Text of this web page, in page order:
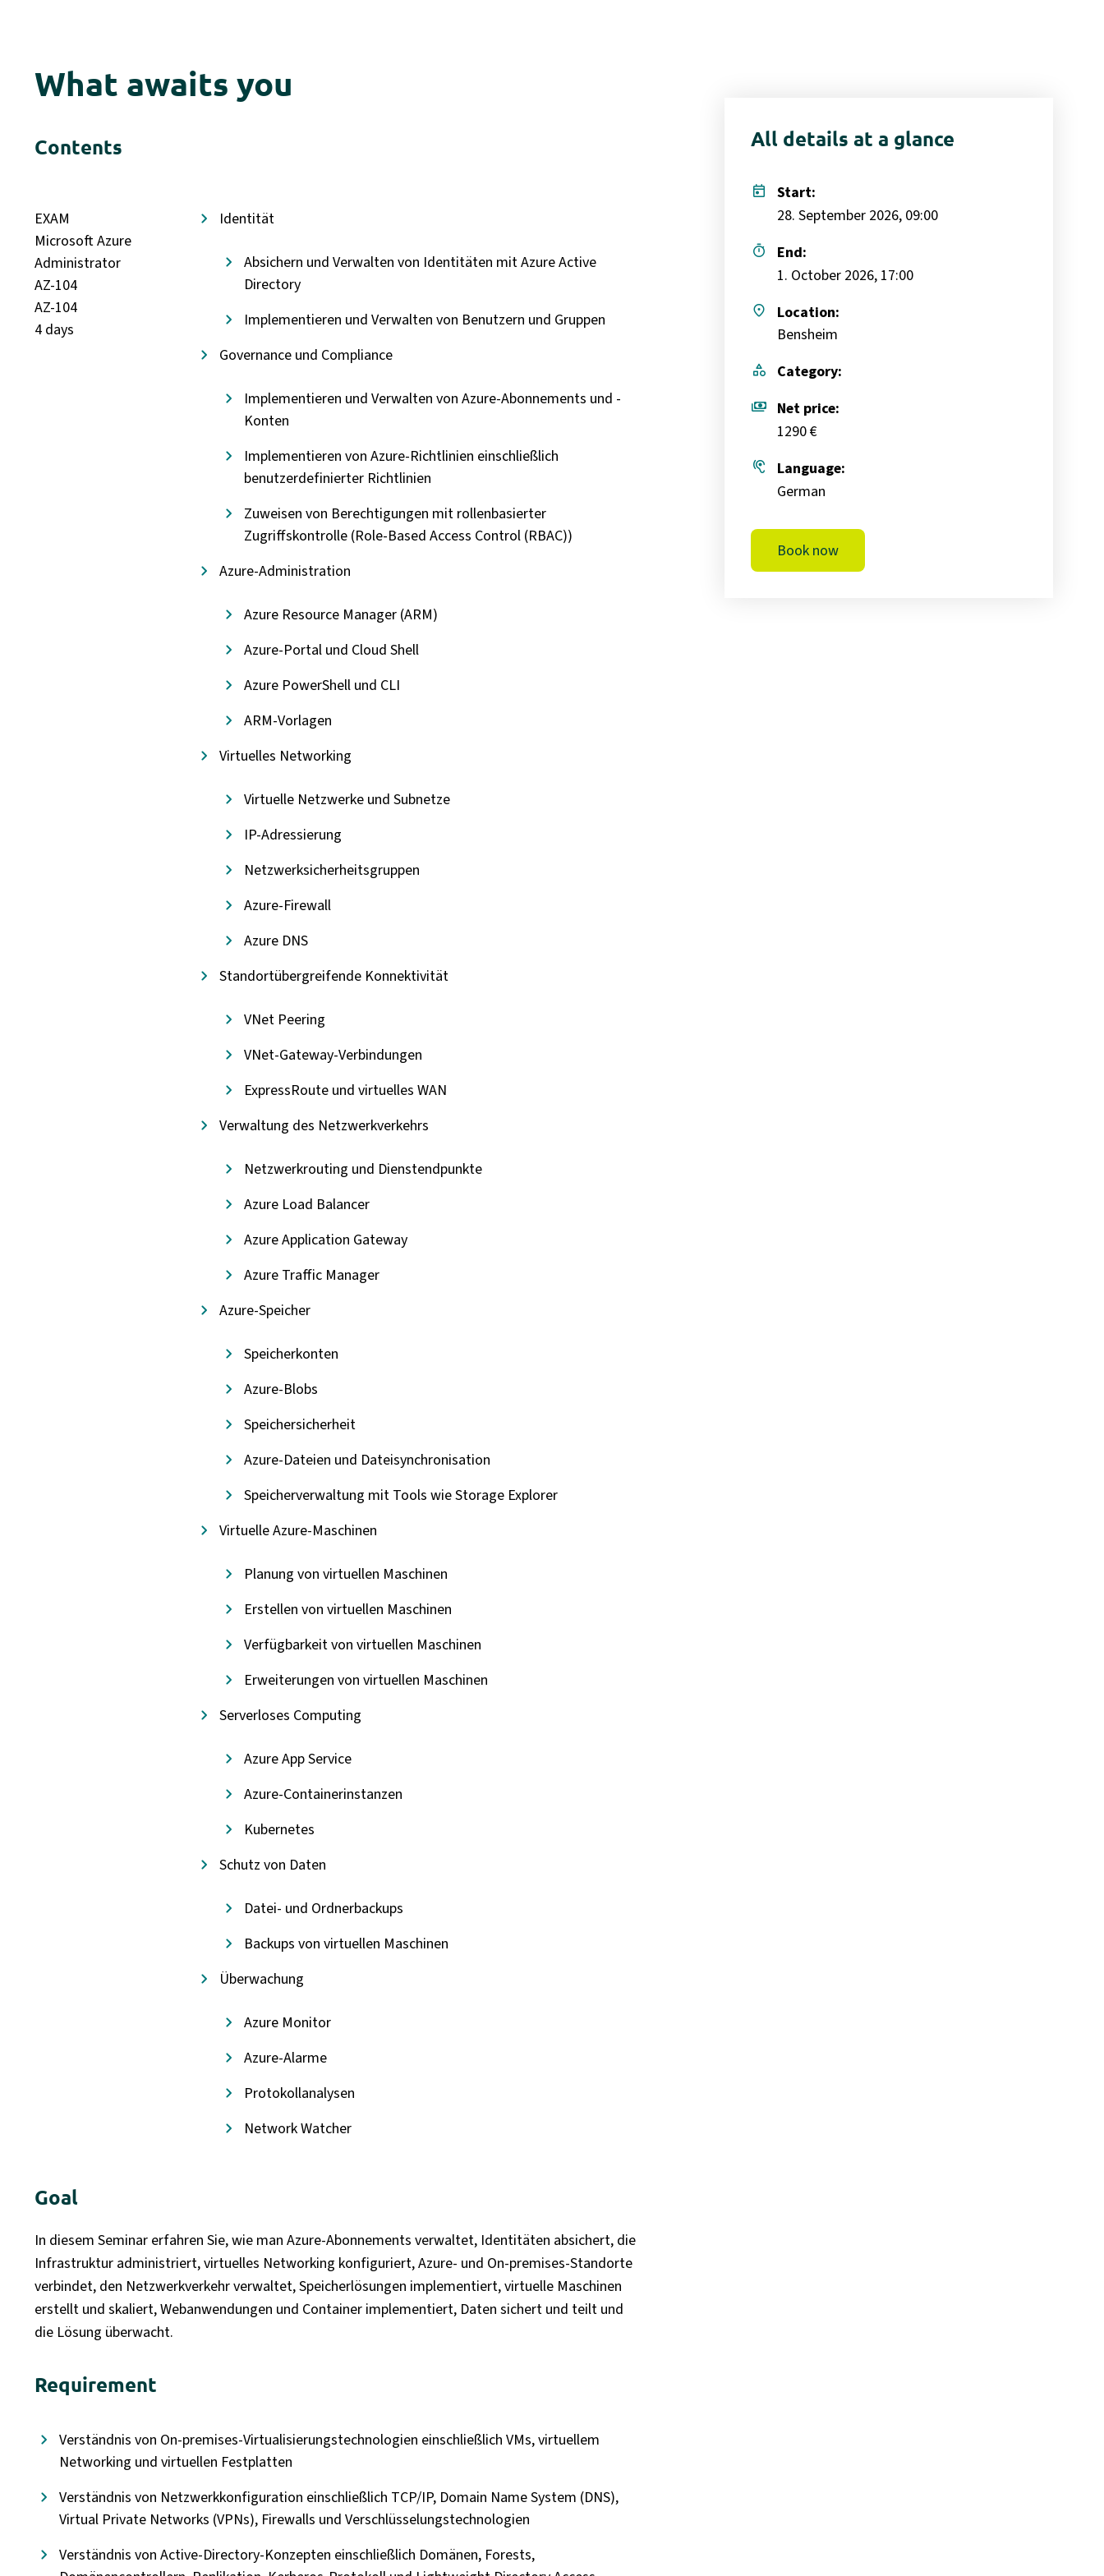
What awaits you
Contents
EXAM
Microsoft Azure
Administrator
AZ-104
AZ-104
4 days
Identität
Absichern und Verwalten von Identitäten mit Azure Active
Directory
Implementieren und Verwalten von Benutzern und Gruppen
Governance und Compliance
Implementieren und Verwalten von Azure-Abonnements und -
Konten
Implementieren von Azure-Richtlinien einschließlich
benutzerdefinierter Richtlinien
Zuweisen von Berechtigungen mit rollenbasierter
Zugriffskontrolle (Role-Based Access Control (RBAC))
Azure-Administration
Azure Resource Manager (ARM)
Azure-Portal und Cloud Shell
Azure PowerShell und CLI
ARM-Vorlagen
Virtuelles Networking
Virtuelle Netzwerke und Subnetze
IP-Adressierung
Netzwerksicherheitsgruppen
Azure-Firewall
Azure DNS
Standortübergreifende Konnektivität
VNet Peering
VNet-Gateway-Verbindungen
ExpressRoute und virtuelles WAN
Verwaltung des Netzwerkverkehrs
Netzwerkrouting und Dienstendpunkte
Azure Load Balancer
Azure Application Gateway
Azure Traffic Manager
Azure-Speicher
Speicherkonten
Azure-Blobs
Speichersicherheit
Azure-Dateien und Dateisynchronisation
Speicherverwaltung mit Tools wie Storage Explorer
Virtuelle Azure-Maschinen
Planung von virtuellen Maschinen
Erstellen von virtuellen Maschinen
Verfügbarkeit von virtuellen Maschinen
Erweiterungen von virtuellen Maschinen
Serverloses Computing
Azure App Service
Azure-Containerinstanzen
Kubernetes
Schutz von Daten
Datei- und Ordnerbackups
Backups von virtuellen Maschinen
Überwachung
Azure Monitor
Azure-Alarme
Protokollanalysen
Network Watcher
Goal
In diesem Seminar erfahren Sie, wie man Azure-Abonnements verwaltet, Identitäten absichert, die
Infrastruktur administriert, virtuelles Networking konfiguriert, Azure- und On-premises-Standorte
verbindet, den Netzwerkverkehr verwaltet, Speicherlösungen implementiert, virtuelle Maschinen
erstellt und skaliert, Webanwendungen und Container implementiert, Daten sichert und teilt und
die Lösung überwacht.
Requirement
Verständnis von On-premises-Virtualisierungstechnologien einschließlich VMs, virtuellem
Networking und virtuellen Festplatten
Verständnis von Netzwerkkonfiguration einschließlich TCP/IP, Domain Name System (DNS),
Virtual Private Networks (VPNs), Firewalls und Verschlüsselungstechnologien
Verständnis von Active-Directory-Konzepten einschließlich Domänen, Forests,
All details at a glance
today
Start:
28. September 2026, 09:00
timer
End:
1. October 2026, 17:00
place
Location:
Bensheim
category
Category:
payments Net price:
1290 €
hearing
Language:
German
Book now